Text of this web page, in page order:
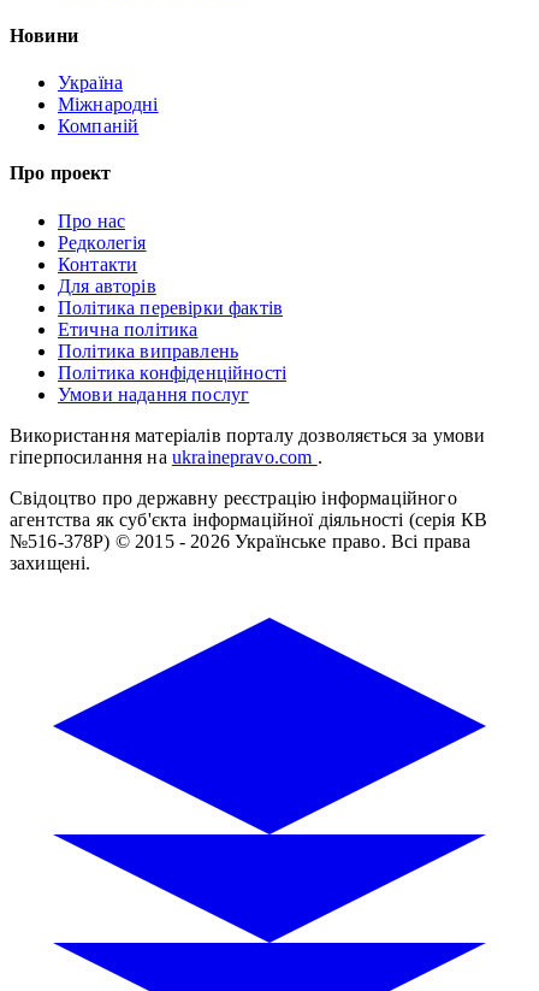
Новини
Україна
Міжнародні
Компаній
Про проект
Про нас
Редколегія
Контакти
Для авторів
Політика перевірки фактів
Етична політика
Політика виправлень
Політика конфіденційності
Умови надання послуг
Використання матеріалів порталу дозволяється за умови
гіперпосилання на ukrainepravo.com .
Свідоцтво про державну реєстрацію інформаційного
агентства як суб'єкта інформаційної діяльності (серія КВ
№516-378Р) © 2015 - 2026 Українське право. Всі права
захищені.